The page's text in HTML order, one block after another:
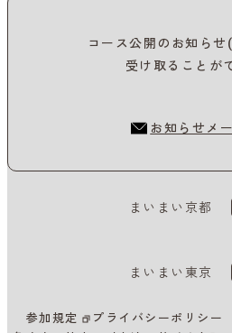
コース公開のお知ら
受け取ることが
お知らせメ
まいまい京都
まいまい東京
参加規定
プライバシーポリシー